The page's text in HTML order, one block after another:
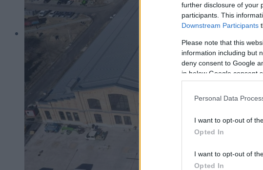
further disclosure of your
participants. This
Downstream Participants
Please note that this
information including but
deny consent to Google
in below Google consent
Personal Data
I want to opt-out of
Opted In
I want to opt-out of
Opted In